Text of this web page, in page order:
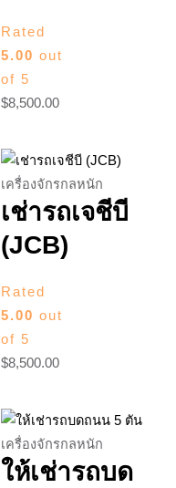
Rated
5.00 out
of 5
$8,500.00
เครื่องจักรกลหนัก
เช่ารถเจชีบี
(JCB)
Rated
5.00 out
of 5
$8,500.00
เครื่องจักรกลหนัก
ให้เช่ารถบด